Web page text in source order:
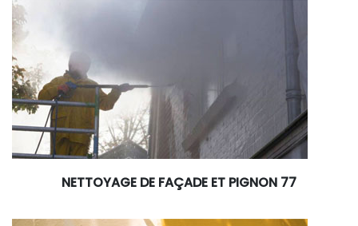
NETTOYAGE DE FAÇADE ET PIGNON 77